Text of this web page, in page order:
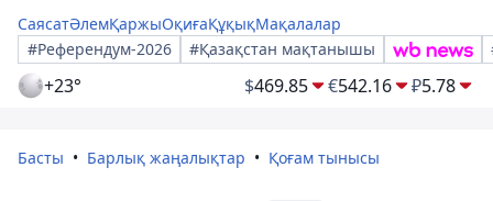
СаясатӘлемҚаржыОқиғаҚұқықМақалалар
#Референдум-2026
#Қазақстан мақтанышы
+23° $469.85 €542.16 ₽5.78
Басты Барлық жаңалықтар Қоғам тынысы